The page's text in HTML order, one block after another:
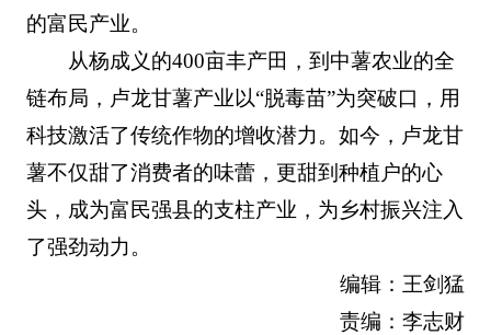
的富民产业。
从杨成义的400亩丰产田，到中薯农业的全
链布局，卢龙甘薯产业以“脱毒苗”为突破口，用
科技激活了传统作物的增收潜力。如今，卢龙甘
薯不仅甜了消费者的味蕾，更甜到种植户的心
头，成为富民强县的支柱产业，为乡村振兴注入
了强劲动力。
编辑：王剑猛
责编：李志财